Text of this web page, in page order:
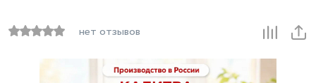
нет отзывов